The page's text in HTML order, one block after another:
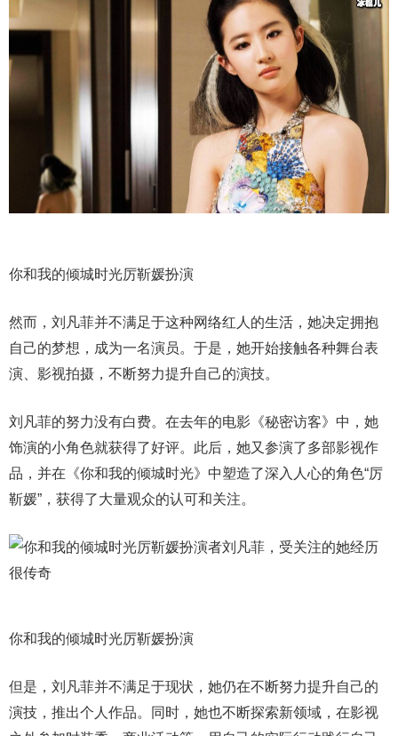
你和我的倾城时光厉靳媛扮演
然而，刘凡菲并不满足于这种网络红人的生活，她决定拥抱
自己的梦想，成为一名演员。于是，她开始接触各种舞台表
演、影视拍摄，不断努力提升自己的演技。
刘凡菲的努力没有白费。在去年的电影《秘密访客》中，她
饰演的小角色就获得了好评。此后，她又参演了多部影视作
品，并在《你和我的倾城时光》中塑造了深入人心的角色“厉
靳媛”，获得了大量观众的认可和关注。
你和我的倾城时光厉靳媛扮演
但是，刘凡菲并不满足于现状，她仍在不断努力提升自己的
演技，推出个人作品。同时，她也不断探索新领域，在影视